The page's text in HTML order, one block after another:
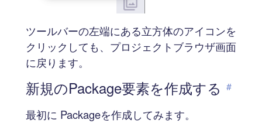
ツールバーの左端にある立方体のアイコンを
クリックしても、プロジェクトブラウザ画面
に戻ります。
新規のPackage要素を作成する #
最初に Packageを作成してみます。